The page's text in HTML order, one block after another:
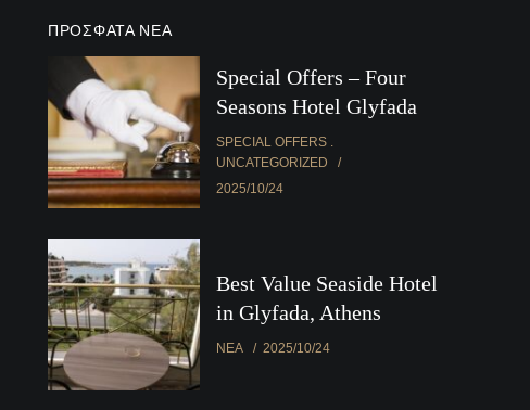
ΠΡΌΣΦΑΤΑ ΝΈΑ
Special Offers – Four
Seasons Hotel Glyfada
SPECIAL OFFERS
UNCATEGORIZED
2025/10/24
Best Value Seaside Hotel
in Glyfada, Athens
ΝΈΑ 2025/10/24